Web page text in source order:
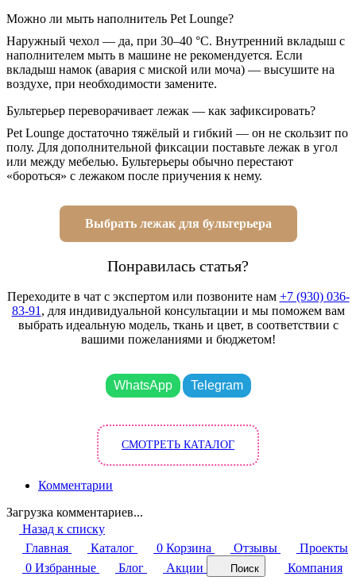
Можно ли мыть наполнитель Pet Lounge?
Наружный чехол — да, при 30–40 °C. Внутренний вкладыш с
наполнителем мыть в машине не рекомендуется. Если
вкладыш намок (авария с миской или моча) — высушите на
воздухе, при необходимости замените.
Бультерьер переворачивает лежак — как зафиксировать?
Pet Lounge достаточно тяжёлый и гибкий — он не скользит по
полу. Для дополнительной фиксации поставьте лежак в угол
или между мебелью. Бультерьеры обычно перестают
«бороться» с лежаком после приучения к нему.
Выбрать лежак для бультерьера
Понравилась статья?
Переходите в чат с экспертом или позвоните нам +7 (930) 036-
83-91 , для индивидуальной консультации и мы поможем вам
выбрать идеальную модель, ткань и цвет, в соответствии с
вашими пожеланиями и бюджетом!
WhatsApp Telegram
СМОТРЕТЬ КАТАЛОГ
Комментарии
Загрузка комментариев...
Назад к списку
Главная
Каталог 0 Корзина Отзывы
Проекты
0 Избранные Блог Акции Поиск
Компания